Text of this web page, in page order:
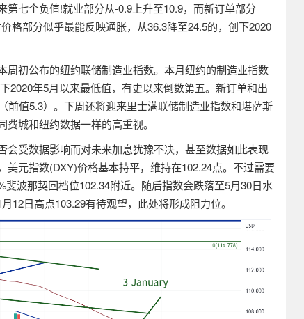
第七个负值!就业部分从-0.9 上升至10.9，而新订单部分
格部分似乎最能反映通胀，从36.3降至24.5的， 创下2020
初公布的纽约联储制造业指数。本月纽约的制造业指数
2020年5月以来最低值，有史以来倒数第五。新订单和出
（前值5.3）。下周还将迎来里士满联储制造业指数和堪萨斯
城和纽约数据一样的高重视。
会受数据影响而对未来加息犹豫不决，甚至数据如此表现
美元指数(DXY)价格基本持平，维持在102.24点。不过需要
斐波那契回档位102.34附近。随后指数会跌落至5月30日水
月12日高点103.29有待观望，此处将形成阻力位。